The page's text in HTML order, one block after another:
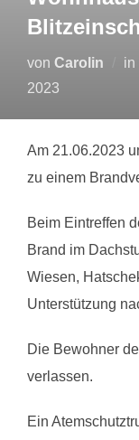
von Carolin in
2023
Am 21.06.2023
zu einem
Beim Eintreffen
Brand im
Wiesen,
Unterstützung
Die Bewohner
verlassen.
Ein